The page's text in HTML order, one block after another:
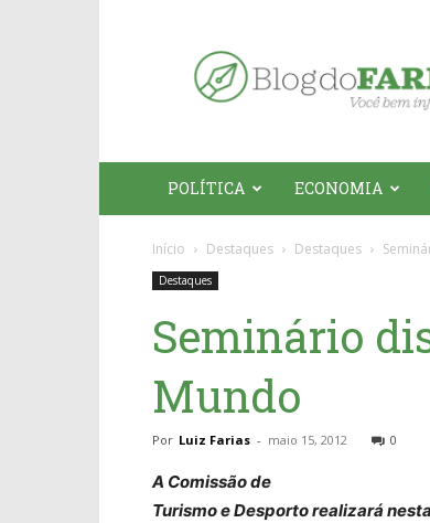
do
Farias
POLÍTICA ECONOMIA
Início Destaques Destaques
Destaques
Seminário
Mundo
Por Luiz Farias - maio 15, 2012 0
A Comissão de
Turismo e Desporto realizará